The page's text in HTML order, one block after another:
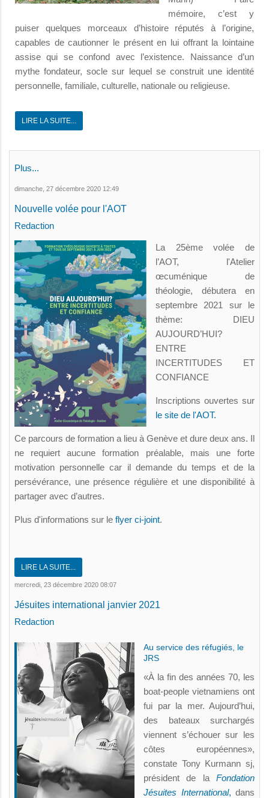
mémoire, c’est y
puiser quelques morceaux d’histoire réputés à l’origine,
capables de cautionner le présent en lui offrant la lointaine
assise qui se confond avec l’existence. Naissance d’un
mythe fondateur, socle sur lequel se construit une identité
personnelle, familiale, culturelle, nationale ou religieuse.
LIRE LA SUITE...
Plus...
dimanche, 27 décembre 2020 12:49
Nouvelle volée pour l'AOT
Redaction
La 25ème volée de
l’AOT, l'Atelier
œcuménique de
théologie, débutera en
septembre 2021 sur le
thème: DIEU
AUJOURD’HUI?
ENTRE
INCERTITUDES ET
CONFIANCE
Inscriptions ouvertes sur
le site de l'AOT.
Ce parcours de formation a lieu à Genève et dure deux ans. Il
ne requiert aucune formation préalable, mais une forte
motivation personnelle car il demande du temps et de la
persévérance, une présence régulière et une disponibilité à
partager avec d’autres.
Plus d'informations sur le flyer ci-joint.
LIRE LA SUITE...
mercredi, 23 décembre 2020 08:07
Jésuites international janvier 2021
Redaction
Au service des réfugiés, le
JRS
«À la fin des années 70, les
boat-people vietnamiens ont
fui par la mer. Aujourd’hui,
des bateaux surchargés
viennent s’échouer sur les
côtes européennes»,
constate Tony Kurmann sj,
président de la Fondation
Jésuites International, dans